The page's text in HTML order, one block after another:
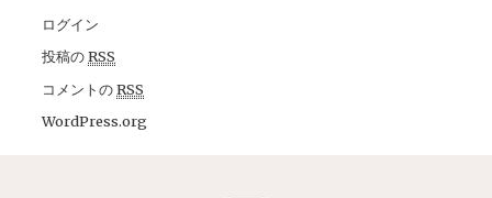
ログイン
投稿のRSS
コメントのRSS
WordPress.org